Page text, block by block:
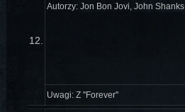
12.
Autorzy: Jon Bon Jovi, John Shanks
Uwagi: Z ''Forever''